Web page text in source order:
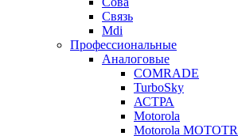
Связь
Mdi
Профессиональные
Аналоговые
COMRADE
TurboSky
АСТРА
Motorola
Motorola